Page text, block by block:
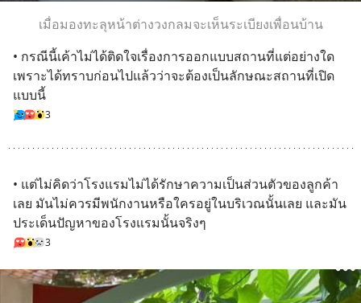
เมื่อมองทะลุหน้าต่างวงกลมจะเห็นระเบียงเพื่อนบ้าน
• กรณีนี้เค้าไม่ได้ติดใจเรื่องการออกแบบสถานที่แต่อย่างใด
เพราะได้ทราบก่อนไปแล้วว่าจะต้องเป็นลักษณะสถานที่เปิด
แบบนี้
3
• แต่ไม่คิดว่าโรงแรมไม่ได้รักษาความเป็นส่วนตัวของลูกค้า
เลย มันไม่ควรมีพนักงานหรือใครอยู่ในบริเวณนั้นเลย และมัน
ประเด็นปัญหาของโรงแรมนั้นจริงๆ
3